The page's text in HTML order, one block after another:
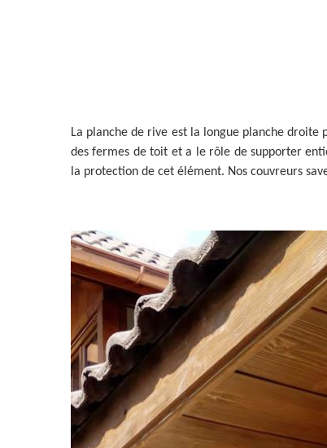
La planche de rive est la longue planche
des fermes de toit et a le rôle de supporter
la protection de cet élément. Nos couvreurs